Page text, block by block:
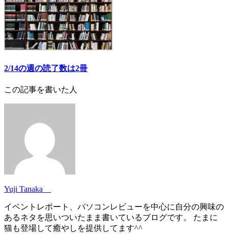
2/14の週の読了数は2冊
この記事を書いた人
Yuji Tanaka
イベントレポート、パソコンレビューを中心に自分の興味の
あるネタを思いついたまま書いているブログです。 たまに
猫も登場して癒やしを提供してます^^